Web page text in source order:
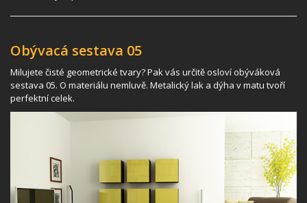
Obývacá sestava 05
Milujete čisté geometrické tvary? Pak vás určitě osloví obýváková
sestava 05. O materiálu nemluvě. Metalický lak a dýha v matu tvoří
perfektní celek.